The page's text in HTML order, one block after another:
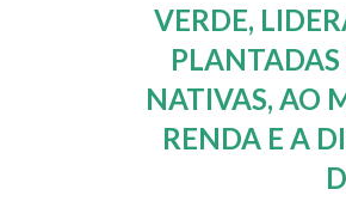
VERDE,
NATIVAS, AO
RENDA E A